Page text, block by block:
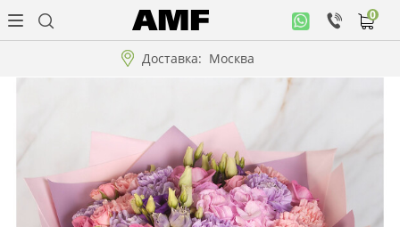
Доставка: Москва
0
кабинет
Композиции